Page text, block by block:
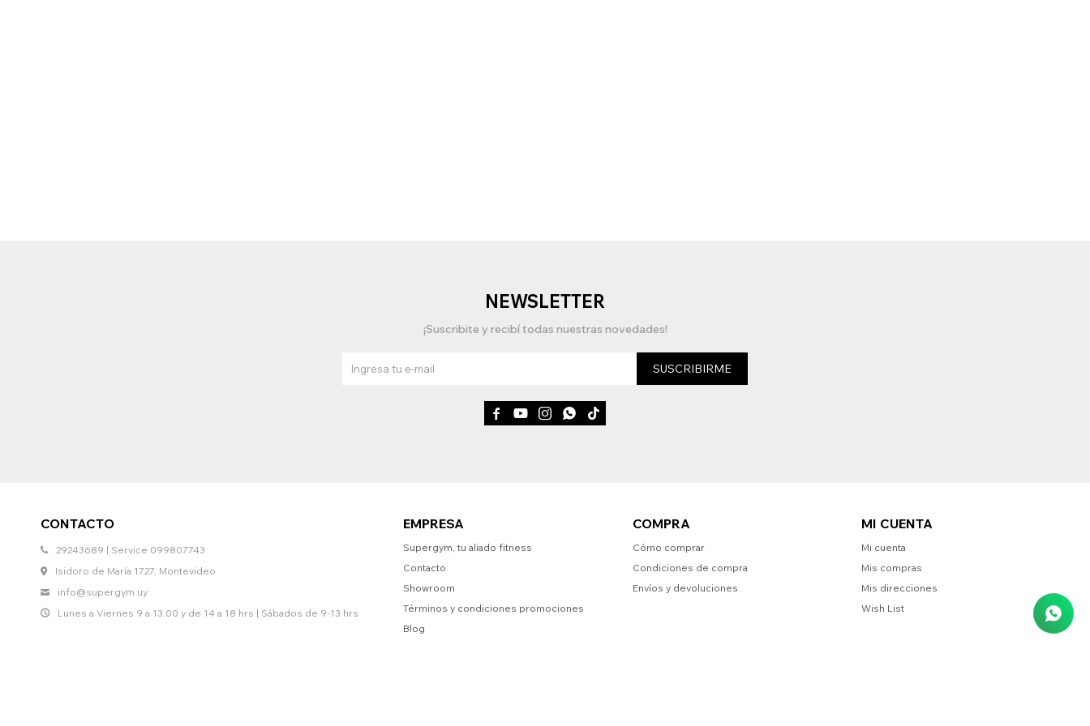
CONTACTO
29243689 | Service 099807743
Isidoro de María 1727, Montevideo
info@supergym.uy
Lunes a Viernes 9 a 13:00 y de 14 a 18 hrs | Sábados de 9-13 hrs
EMPRESA
Supergym, tu aliado fitness
Contacto
Showroom
Términos y condiciones promociones
Blog
COMPRA
Cómo comprar
Condiciones de compra
Envíos y devoluciones
MI CUENTA
Mi cuenta
Mis compras
Mis direcciones
Wish List
NEWSLETTER
¡Suscribite y recibí todas nuestras novedades!
SUSCRIBIRME
    